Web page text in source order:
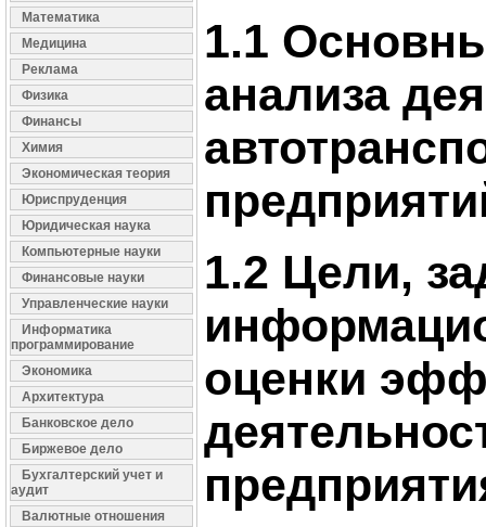
Математика
Медицина
Реклама
Физика
Финансы
Химия
Экономическая теория
Юриспруденция
Юридическая наука
Компьютерные науки
Финансовые науки
Управленческие науки
Информатика
программирование
Экономика
Архитектура
Банковское дело
Биржевое дело
Бухгалтерский учет и
аудит
Валютные отношения
1.1
анализа
1.2 Цели,
оценки